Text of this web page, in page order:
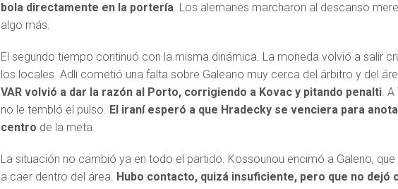
bola directamente en la portería. Los alemanes marcharon al descanso
algo más.
El segundo tiempo continuó con la misma dinámica. La moneda volvió a salir
los locales. Adli cometió una falta sobre Galeano muy cerca del árbitro y del
VAR volvió a dar la razón al Porto, corrigiendo a Kovac y pitando penalti. A
no le tembló el pulso. El iraní esperó a que Hradecky se venciera para
centro de la meta.
La situación no cambió ya en todo el partido. Kossounou encimó a Galeno, que
a caer dentro del área. Hubo contacto, quizá insuficiente, pero que no dejó